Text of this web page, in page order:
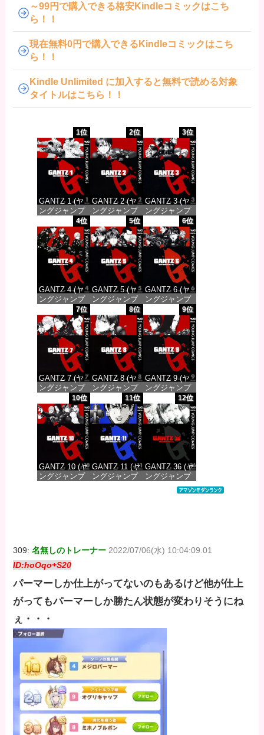
～99円で購入できる格安Kindleコミックはこち
ら！！
現在無料0円で購入できるKindleコミックはこち
ら！！
Kindle Unlimited に加入すると無料で読める対象
タイトルはこちら！！
1位
GANTZ 1 (ヤ
ングジャンプ
コミックス
DIGITAL)
価格：¥100
2位
GANTZ 2 (ヤ
ングジャンプ
コミックス
DIGITAL)
価格：¥100
3位
GANTZ 3 (ヤ
ングジャンプ
コミックス
DIGITAL)
価格：¥100
4位
GANTZ 4 (ヤ
ングジャンプ
コミックス
DIGITAL)
価格：¥100
5位
GANTZ 5 (ヤ
ングジャンプ
コミックス
DIGITAL)
価格：¥100
6位
GANTZ 6 (ヤ
ングジャンプ
コミックス
DIGITAL)
価格：¥100
7位
GANTZ 7 (ヤ
ングジャンプ
コミックス
DIGITAL)
価格：¥100
8位
GANTZ 8 (ヤ
ングジャンプ
コミックス
DIGITAL)
価格：¥100
9位
GANTZ 9 (ヤ
ングジャンプ
コミックス
DIGITAL)
価格：¥100
10位
GANTZ 10 (ヤ
ングジャンプ
11位
GANTZ 11 (ヤ
ングジャンプ
12位
GANTZ 36 (ヤ
ングジャンプ
コミックス
309:名無しのトレーナー 2022/07/06(水) 10:04:09.01
ID:hoOqo+S20
パーマーしか仕上がってないのもあるけど他が仕上
がってもパーマーしか勝たん状態が変わりそうにね
ぇ・・・